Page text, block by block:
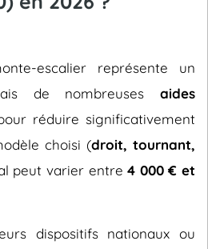
escalier représente un
de nombreuses aides
réduire significativement
choisi (droit, tournant,
peut varier entre4 000 € et
dispositifs nationaux ou